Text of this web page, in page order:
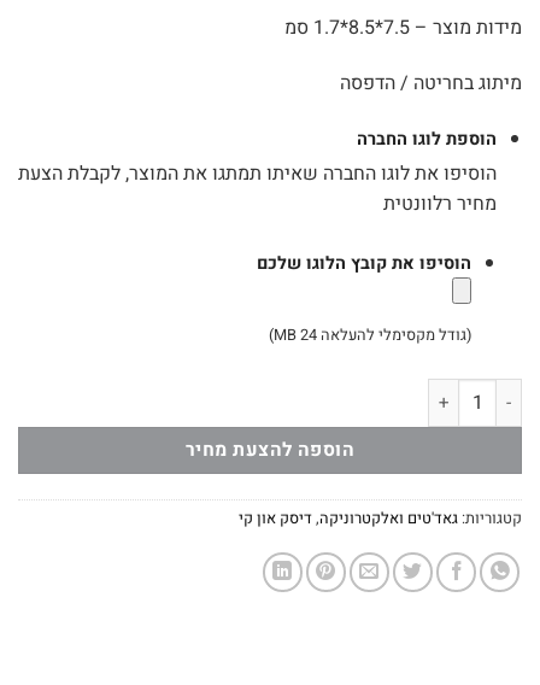
מידות מוצר – 7.5*8.5*1.7 סמ
מיתוג בחריטה / הדפסה
הוספת לוגו החברה
הוסיפו את לוגו החברה שאיתו תמתגו את המוצר, לקבלת הצעת
מחיר רלוונטית
הוסיפו את קובץ הלוגו שלכם
(גודל מקסימלי להעלאה 24 MB)
כמות של דיסק און קי בצורת רובוט
הוספה להצעת מחיר
קטגוריות: גאד'טים ואלקטרוניקה,דיסק און קי